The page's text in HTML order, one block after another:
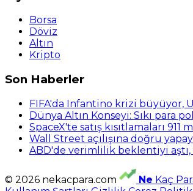
Borsa
Döviz
Altın
Kripto
Son Haberler
FIFA'da Infantino krizi büyüyor,
Dünya Altın Konseyi: Sıkı para
SpaceX'te satış kısıtlamaları
Wall Street açılışına doğru
ABD'de verimlilik beklentiyi
© 2026 nekacpara.com Ne Kaç